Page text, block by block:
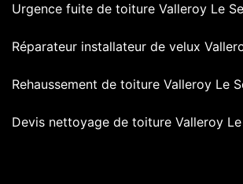
Urgence fuite de toiture Valleroy Le
Réparateur installateur de velux
Rehaussement de toiture Valleroy Le
Devis nettoyage de toiture Valleroy Le